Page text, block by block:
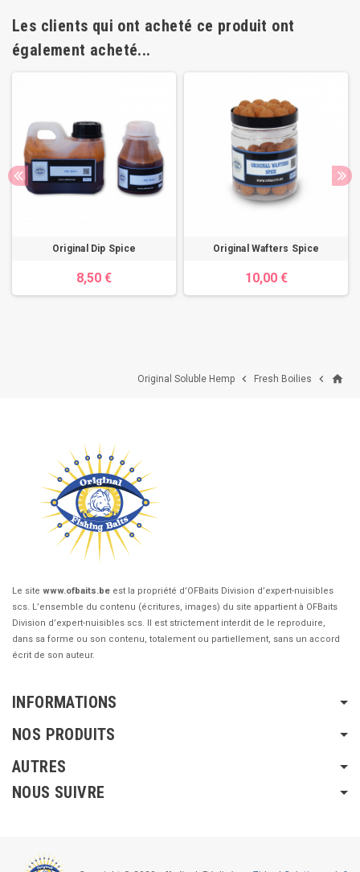
Les clients qui ont acheté ce produit ont
également acheté...
Original Dip Spice
8,50 €
Original Wafters Spice
10,00 €
home

Fresh Boilies

Original Soluble Hemp
Le site www.ofbaits.be est la propriété d’OFBaits Division d’expert-nuisibles
scs. L’ensemble du contenu (écritures, images) du site appartient à OFBaits
Division d’expert-nuisibles scs. Il est strictement interdit de le reproduire,
dans sa forme ou son contenu, totalement ou partiellement, sans un accord
écrit de son auteur.
INFORMATIONS
NOS PRODUITS
AUTRES
NOUS SUIVRE